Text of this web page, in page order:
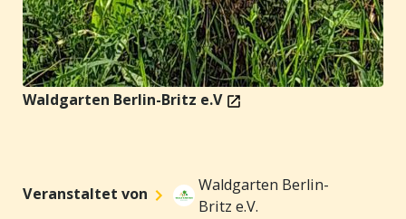
Waldgarten Berlin-Britz e.V
Veranstaltet von
Waldgarten Berlin-
Britz e.V.